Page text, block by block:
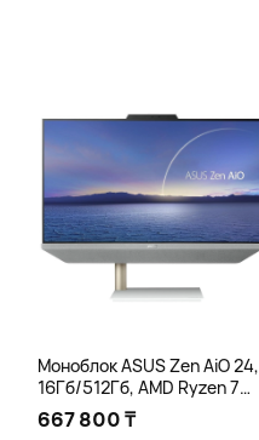
Моноблок ASUS Zen AiO 24,
16Гб/512Гб, AMD Ryzen 7
5825U, белый
667 800 ₸